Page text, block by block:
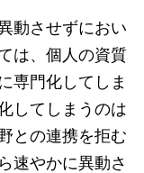
動させずにおい
は、個人の資質
専門化してしま
してしまうのは
との連携を拒む
速やかに異動さ